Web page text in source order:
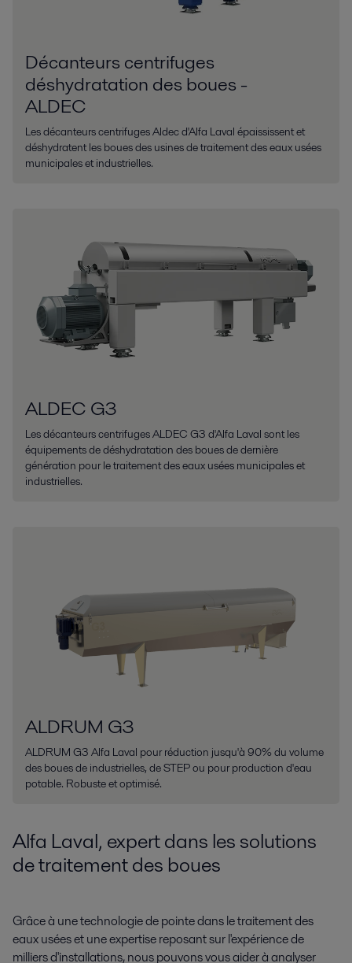
Décanteurs centrifuges
déshydratation des boues -
ALDEC
Les décanteurs centrifuges Aldec d'Alfa Laval épaississent et
déshydratent les boues des usines de traitement des eaux usées
municipales et industrielles.
ALDEC G3
Les décanteurs centrifuges ALDEC G3 d'Alfa Laval sont les
équipements de déshydratation des boues de dernière
génération pour le traitement des eaux usées municipales et
industrielles.
ALDRUM G3
ALDRUM G3 Alfa Laval pour réduction jusqu'à 90% du volume
des boues de industrielles, de STEP ou pour production d'eau
potable. Robuste et optimisé.
Alfa Laval, expert dans les solutions
de traitement des boues
Grâce à une technologie de pointe dans le traitement des
eaux usées et une expertise reposant sur l'expérience de
milliers d'installations, nous pouvons vous aider à analyser